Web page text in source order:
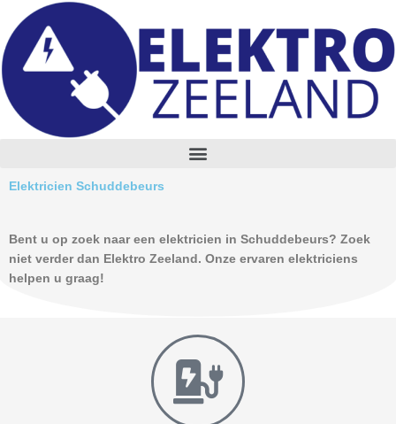
content
M
e
Elektricien Schuddebeurs
Bent u op zoek naar een elektricien in Schuddebeurs? Zoek
niet verder dan Elektro Zeeland. Onze ervaren elektriciens
helpen u graag!